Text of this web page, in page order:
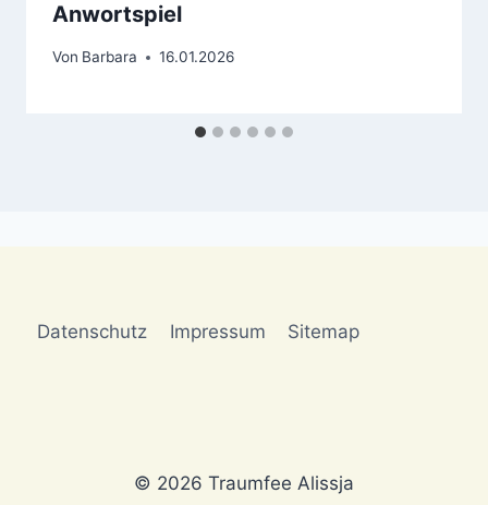
Anwortspiel
Von Barbara 16.01.2026
Datenschutz Impressum Sitemap
© 2026 Traumfee Alissja